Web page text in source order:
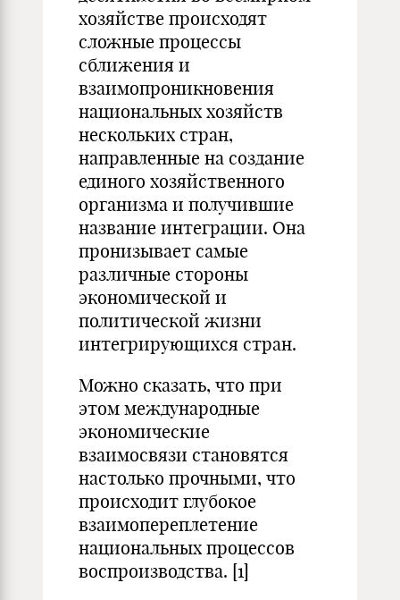
хозяйстве происходят
сложные процессы
сближения и
взаимопроникновения
национальных хозяйств
нескольких стран,
направленные на создание
единого хозяйственного
организма и получившие
название интеграции. Она
пронизывает самые
различные стороны
экономической и
политической жизни
интегрирующихся стран.
Можно сказать, что при
этом международные
экономические
взаимосвязи становятся
настолько прочными, что
происходит глубокое
взаимопереплетение
национальных процессов
воспроизводства. [1]